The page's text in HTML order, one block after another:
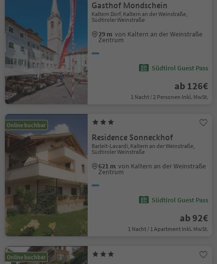
Gasthof Mondschein
Kaltern Dorf, Kaltern an der Weinstraße,
Südtiroler Weinstraße
29 m von Kaltern an der Weinstraße
Zentrum
Südtirol Guest Pass
ab 126€
1 Nacht / 2 Personen Inkl. MwSt.
Online buchbar
Residence Sonneckhof
Barleit-Lavardi, Kaltern an der Weinstraße,
Südtiroler Weinstraße
621 m von Kaltern an der Weinstraße
Zentrum
Südtirol Guest Pass
ab 92€
1 Nacht / 1 Apartment Inkl. MwSt.
Online buchbar